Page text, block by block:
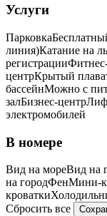
Услуги
Парковка
линия)Катание на
регистрации
центрКрытый
бассейнМожно с
залБизнес-центр
электромобилей
В номере
Вид на мореВид на
на городФенМини-
кроватки
Сбросить все